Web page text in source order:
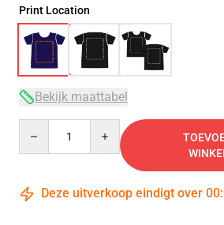
Print Location
Bekijk maattabel
Deze uitverkoop eindigt over 00: